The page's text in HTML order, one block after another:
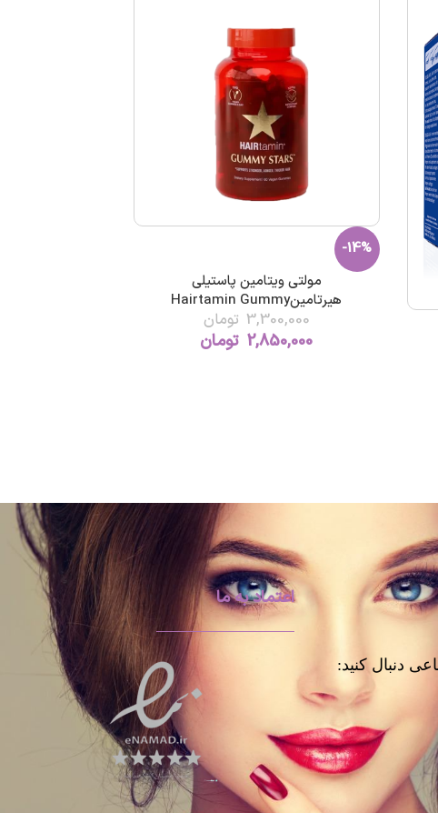
-14%
مولتی ویتامین پاستیلی
هیرتامینHairtamin Gummy
3,300,000 تومان
2,850,000 تومان
دنبال کنید:
اعتماد به ما